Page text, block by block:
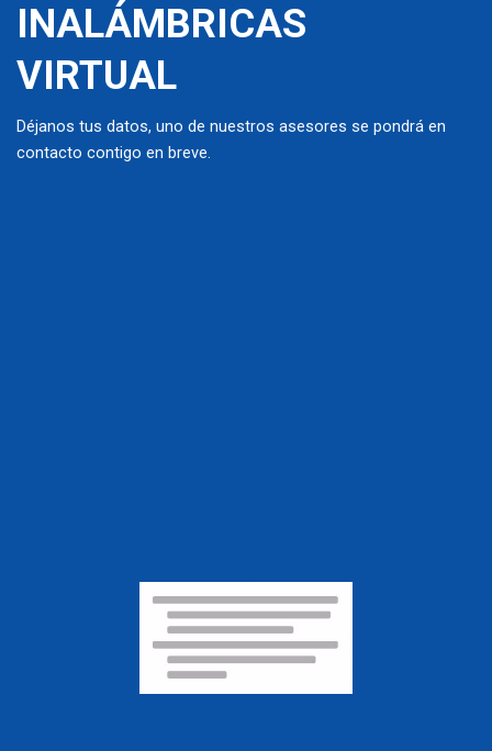
INALÁMBRICAS
VIRTUAL
Déjanos tus datos, uno de nuestros asesores se pondrá en
contacto contigo en breve.